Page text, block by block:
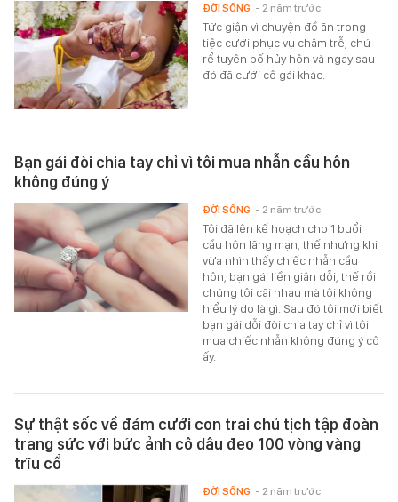
Tức giận vì chuyện đồ ăn trong
tiệc cưới phục vụ chậm trễ, chú
rể tuyên bố hủy hôn và ngay sau
đó đã cưới cô gái khác.
ĐỜI SỐNG - 2 năm trước
Bạn gái đòi chia tay chỉ vì tôi mua nhẫn cầu hôn
không đúng ý
Tôi đã lên kế hoạch cho 1 buổi
cầu hôn lãng mạn, thế nhưng khi
vừa nhìn thấy chiếc nhẫn cầu
hôn, bạn gái liền giận dỗi, thế rồi
chúng tôi cãi nhau mà tôi không
hiểu lý do là gì. Sau đó tôi mới biết
bạn gái dỗi đòi chia tay chỉ vì tôi
mua chiếc nhẫn không đúng ý cô
ấy.
ĐỜI SỐNG - 2 năm trước
Sự thật sốc về đám cưới con trai chủ tịch tập đoàn
trang sức với bức ảnh cô dâu đeo 100 vòng vàng
trĩu cổ
ĐỜI SỐNG - 2 năm trước